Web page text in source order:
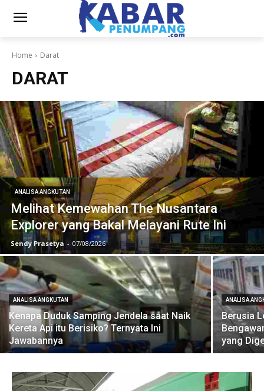
Home Darat
DARAT
ANALISA ANGKUTAN
Melihat Kemewahan The Nusantara
Explorer yang Bakal Melayani Rute Ini
Sendy Prasetya - 07/08/2026
ANALISA ANGKUTAN
Kenapa Duduk Samping Jendela saat Naik
Kereta Api itu Berisiko? Ternyata Ini
Jawabannya
ANALISA
Berusia
yang